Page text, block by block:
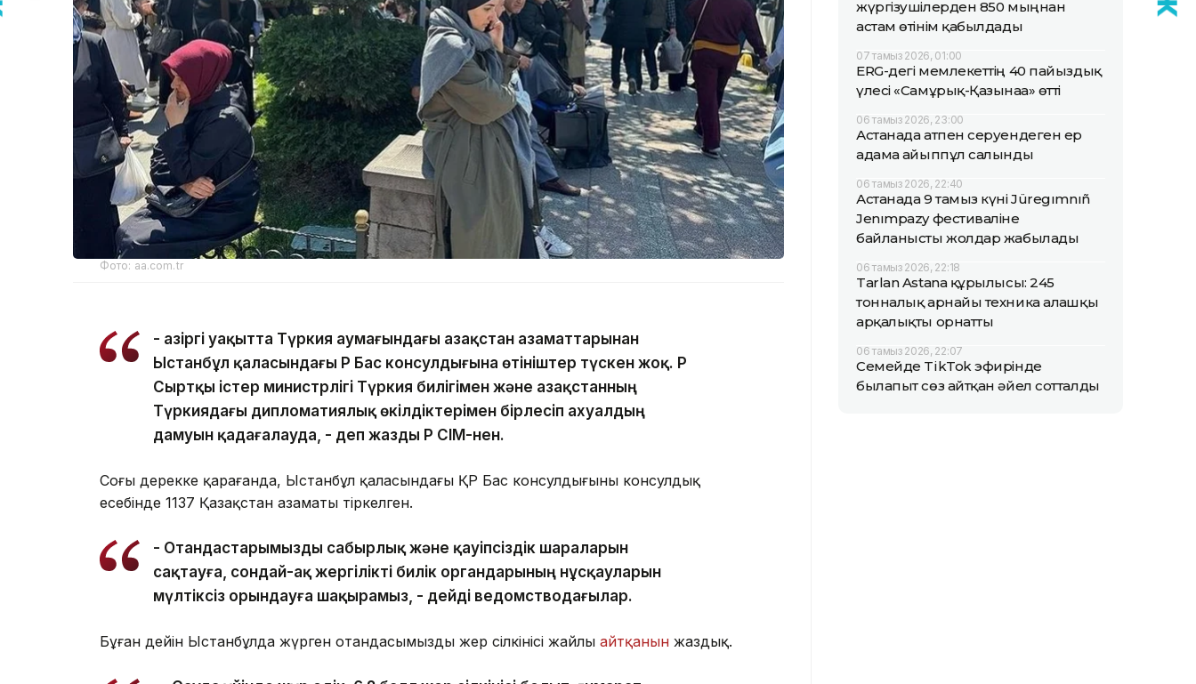
Фото: aa.com.tr
- Қазіргі уақытта Түркия аумағындағы Қазақстан азаматтарынан
Ыстанбұл қаласындағы ҚР Бас консулдығына өтініштер түскен жоқ. ҚР
Сыртқы істер министрлігі Түркия билігімен және Қазақстанның
Түркиядағы дипломатиялық өкілдіктерімен бірлесіп ахуалдың
дамуын қадағалауда, - деп жазды ҚР СІМ-нен.
Соңғы дерекке қарағанда, Ыстанбұл қаласындағы ҚР Бас консулдығының консулдық
есебінде 1137 Қазақстан азаматы тіркелген.
- Отандастарымызды сабырлық және қауіпсіздік шараларын
сақтауға, сондай-ақ жергілікті билік органдарының нұсқауларын
мүлтіксіз орындауға шақырамыз, - дейді ведомстводағылар.
Бұған дейін Ыстанбұлда жүрген отандасымыздың жер сілкінісі жайлы айтқанын жаздық.
жүргізушілерден 850 мыңнан
астам өтінім қабылдады
07 тамыз 2026, 01:00
ERG-дегі мемлекеттің 40 пайыздық
үлесі «Самұрық-Қазынаға» өтті
06 тамыз 2026, 23:00
Астанада атпен серуендеген ер
адамға айыппұл салынды
06 тамыз 2026, 22:40
Астанада 9 тамыз күні Jüregımnıñ
Jenımpazy фестиваліне
байланысты жолдар жабылады
06 тамыз 2026, 22:18
Tarlan Astana құрылысы: 245
тонналық арнайы техника алғашқы
арқалықты орнатты
06 тамыз 2026, 22:07
Семейде TikTok эфирінде
былапыт сөз айтқан әйел сотталды